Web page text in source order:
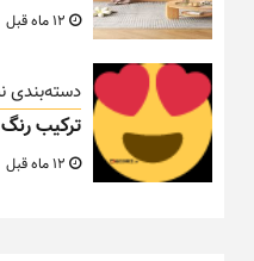
دسته‌بندی
ترکیب